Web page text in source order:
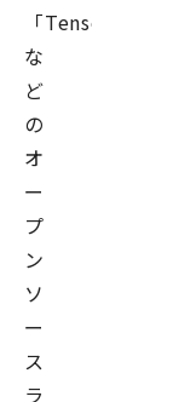
「TensorFlow」
な
ど
の
オ
ー
プ
ン
ソ
ー
ス
ラ